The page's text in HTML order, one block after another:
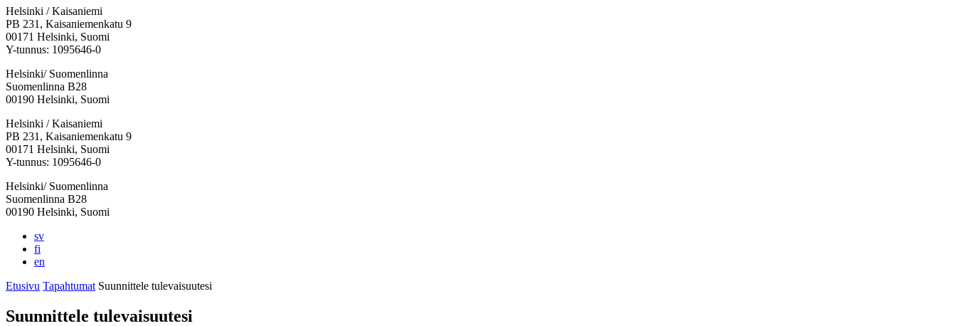
Helsinki / Kaisaniemi
PB 231, Kaisaniemenkatu 9
00171 Helsinki, Suomi
Y-tunnus: 1095646-0
Helsinki/ Suomenlinna
Suomenlinna B28
00190 Helsinki, Suomi
Facebook:
Avataan
uuteen
välilehteen
Instagram:
Avataan
uuteen
välilehteen
TikTok:
Avataan
uuteen
välilehteen
Youtube:
Avataan
uuteen
välilehteen
Vimeo:
Avataan
uuteen
välilehteen
Helsinki / Kaisaniemi
PB 231, Kaisaniemenkatu 9
00171 Helsinki, Suomi
Y-tunnus: 1095646-0
Helsinki/ Suomenlinna
Suomenlinna B28
00190 Helsinki, Suomi
sv
fi
en
Etusivu Tapahtumat Suunnittele tulevaisuutesi
Suunnittele tulevaisuutesi